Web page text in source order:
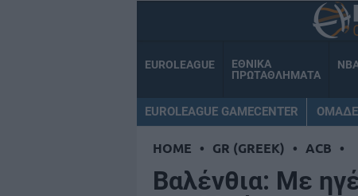
EUROLEAGUE
ΕΘΝΙΚΑ
ΠΡΩΤΑΘΛΗΜΑΤΑ
EUROLEAGUE GAMECENTER
HOME • GR (GREEK) • ACB •
Βαλένθια: Με